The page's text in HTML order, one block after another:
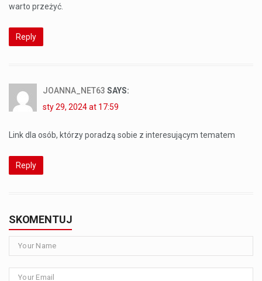
warto przeżyć.
Reply
JOANNA_NET63 SAYS:
sty 29, 2024 at 17:59
Link dla osób, którzy poradzą sobie z interesującym tematem
Reply
SKOMENTUJ